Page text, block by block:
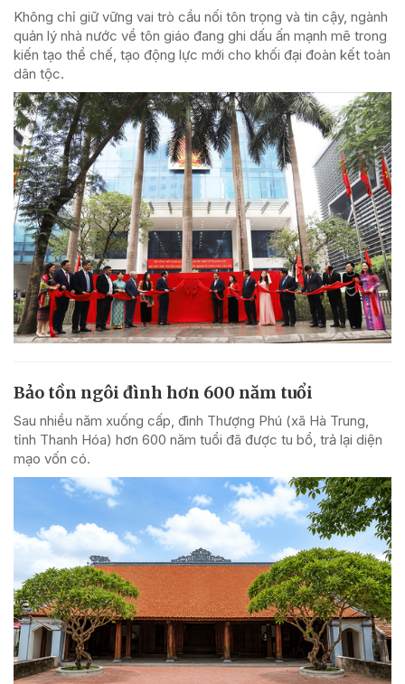
Không chỉ giữ vững vai trò cầu nối tôn trọng và tin cậy, ngành
quản lý nhà nước về tôn giáo đang ghi dấu ấn mạnh mẽ trong
kiến tạo thể chế, tạo động lực mới cho khối đại đoàn kết toàn
dân tộc.
Bảo tồn ngôi đình hơn 600 năm tuổi
Sau nhiều năm xuống cấp, đình Thượng Phú (xã Hà Trung,
tỉnh Thanh Hóa) hơn 600 năm tuổi đã được tu bổ, trả lại diện
mạo vốn có.